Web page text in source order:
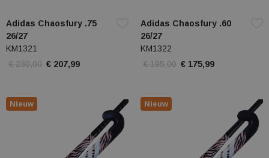
Adidas Chaosfury .75
26/27
KM1321
€ 230,00 € 207,99
Adidas Chaosfury .60
26/27
KM1322
€ 195,00 € 175,99
Nieuw Nieuw